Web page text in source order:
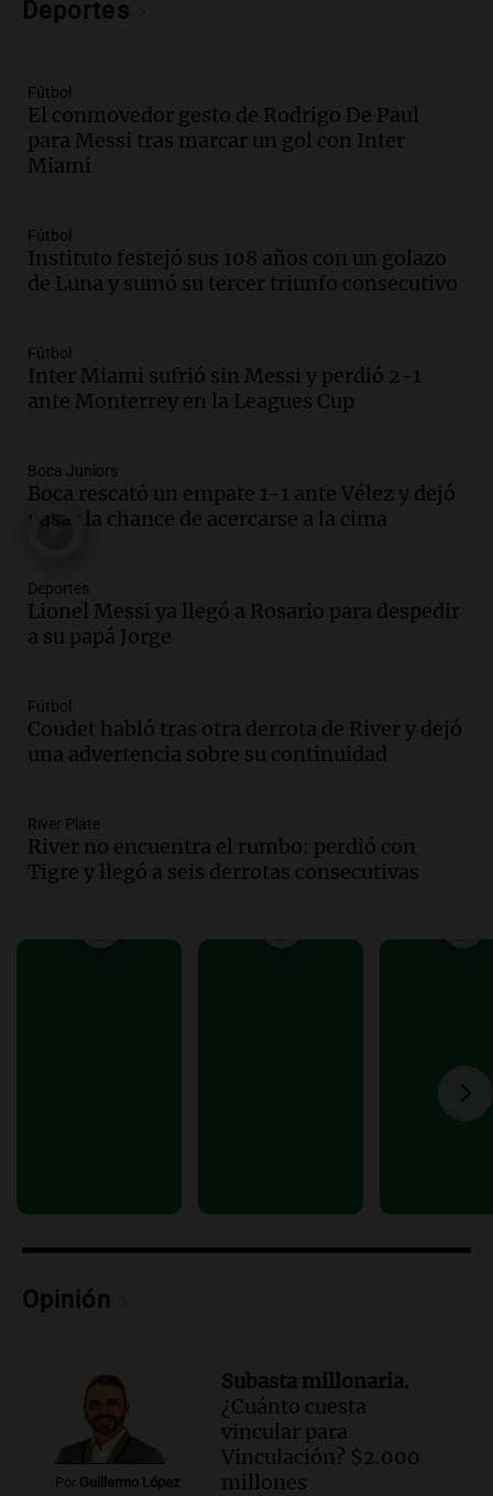
metros del río Suquía y retiraron hasta
Episodios
Audio.La historia de la servilleta que
firmó Jorge Messi para el primer
contrato de Leo con Barcelona
Audio.Joan Gaspart: "Sin Jorge, no sé si
Messi hubiera llegado adonde llegó"
Audio.El orgullo y el sueño argentino de
Jorge Messi en una entrevista con Rony
Episodios
Audio.El abuelo de Agostina Vega, tras
Una mañana para todos
Episodios
Audio.Una nutricionista derribó el mito
conviene priorizar
Una mañana para todos
Episodios
Episodios
contra el tiempo: necesita un trasplante
Una mañana para todos
Audio.
Panorama Federal
Episodios
Deportes
Fútbol
El conmovedor gesto de Rodrigo De Paul
para Messi tras marcar un gol con Inter
Miami
Fútbol
Instituto festejó sus 108 años con un golazo
de Luna y sumó su tercer triunfo consecutivo
Fútbol
Inter Miami sufrió sin Messi y perdió 2-1
ante Monterrey en la Leagues Cup
Boca Juniors
Boca rescató un empate 1-1 ante Vélez y dejó
pasar la chance de acercarse a la cima
Deportes
Lionel Messi ya llegó a Rosario para despedir
a su papá Jorge
Fútbol
Coudet habló tras otra derrota de River y dejó
una advertencia sobre su continuidad
River Plate
River no encuentra el rumbo: perdió con
Tigre y llegó a seis derrotas consecutivas
Opinión
Por Guillermo López
Subasta millonaria.
¿Cuánto cuesta
vincular para
Vinculación? $2.000
millones